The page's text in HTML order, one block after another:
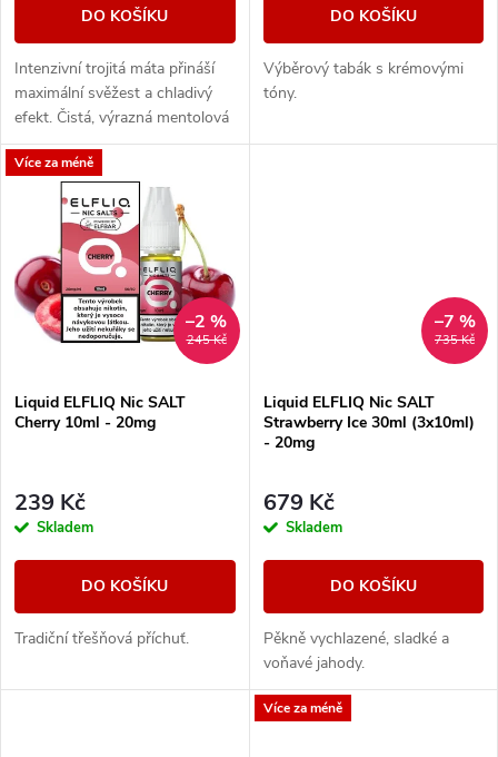
u
k
t
ů
d
u
k
ů
DO KOŠÍKU
Intenzivní trojitá máta přináší
maximální svěžest a chladivý
efekt. Čistá, výrazná mentolová
chuť pro milovníky silného
osvěžení.
DO KOŠÍKU
Výběrový tabák s krémovými
tóny.
Více za méně
245 Kč
–2 %
Liquid ELFLIQ Nic SALT
Cherry 10ml - 20mg
239 Kč
Skladem
DO KOŠÍKU
Tradiční třešňová příchuť.
735 Kč
–7 %
Liquid ELFLIQ Nic SALT
Strawberry Ice 30ml (3x10ml)
- 20mg
679 Kč
Skladem
DO KOŠÍKU
Pěkně vychlazené, sladké a
voňavé jahody.
Více za méně